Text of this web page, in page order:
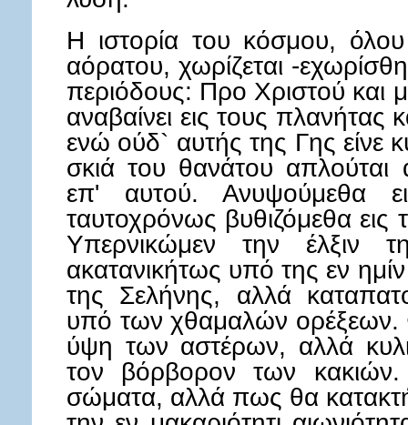
Η ιστορία του κόσμου,
αόρατου, χωρίζεται -
περιόδους: Προ Χριστού
αναβαίνει εις τους πλανήτας
ενώ ούδ` αυτής της Γης είνε
σκιά του θανάτου
επ' αυτού. Ανυψούμεθα
ταυτοχρόνως βυθιζόμεθα
Υπερνικώμεν την έλξιν
ακατανικήτως υπό της εν
της Σελήνης, αλλά
υπό των χθαμαλών ορέξεων.
ύψη των αστέρων, αλλά
τον βόρβορον των
σώματα, αλλά πως θα